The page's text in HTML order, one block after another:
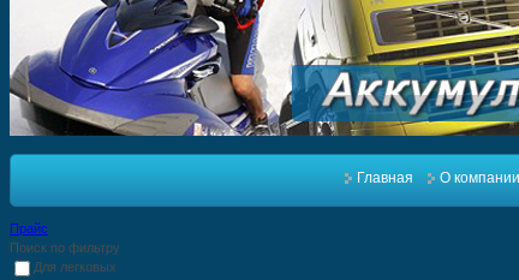
Главная О компании
Прайс
Поиск по фильтру
Для легковых